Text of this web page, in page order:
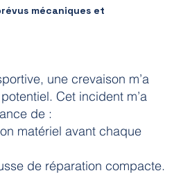
mécaniques et
une crevaison m’a
Cet incident m’a
de :
matériel avant chaque
de réparation compacte.